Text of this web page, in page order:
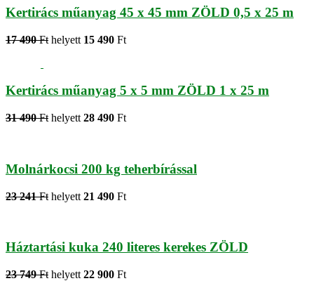
Kertirács műanyag 45 x 45 mm ZÖLD 0,5 x 25 m
17 490 Ft helyett 15 490 Ft
Kertirács műanyag 5 x 5 mm ZÖLD 1 x 25 m
31 490 Ft helyett 28 490 Ft
Molnárkocsi 200 kg teherbírással
23 241 Ft helyett 21 490 Ft
Háztartási kuka 240 literes kerekes ZÖLD
23 749 Ft helyett 22 900 Ft